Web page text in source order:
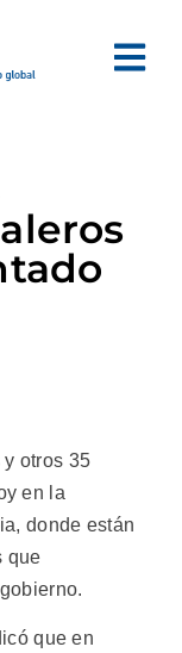
otros 35
en la
donde están
que
que en